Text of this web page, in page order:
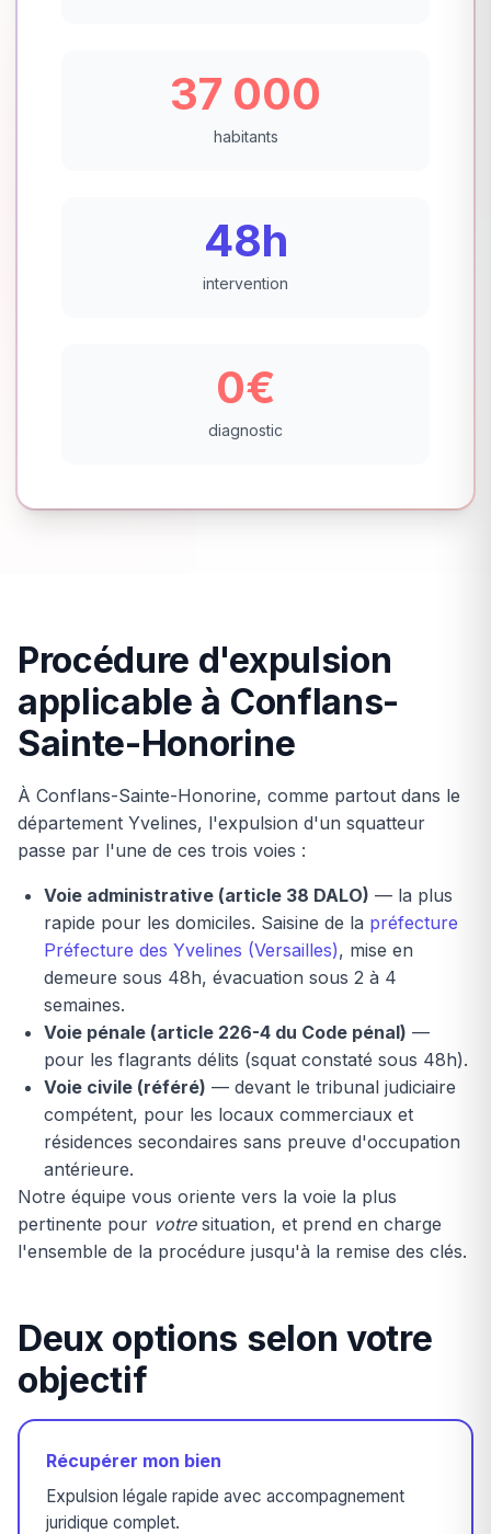
37 000
habitants
48h
intervention
0€
diagnostic
Procédure d'expulsion
applicable à Conflans-
Sainte-Honorine
À Conflans-Sainte-Honorine, comme partout dans le
département Yvelines, l'expulsion d'un squatteur
passe par l'une de ces trois voies :
Voie administrative (article 38 DALO) — la plus
rapide pour les domiciles. Saisine de la préfecture
Préfecture des Yvelines (Versailles), mise en
demeure sous 48h, évacuation sous 2 à 4
semaines.
Voie pénale (article 226-4 du Code pénal) —
pour les flagrants délits (squat constaté sous 48h).
Voie civile (référé) — devant le tribunal judiciaire
compétent, pour les locaux commerciaux et
résidences secondaires sans preuve d'occupation
antérieure.
Notre équipe vous oriente vers la voie la plus
pertinente pour votresituation, et prend en charge
l'ensemble de la procédure jusqu'à la remise des clés.
Deux options selon votre
objectif
Récupérer mon bien
Expulsion légale rapide avec accompagnement
juridique complet.